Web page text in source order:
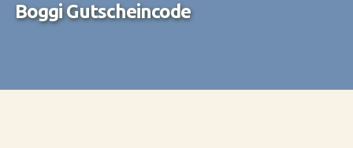
Boggi Gutscheincode